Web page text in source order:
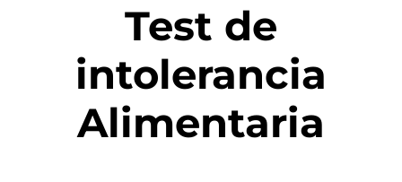
Test de
intolerancia
Alimentaria